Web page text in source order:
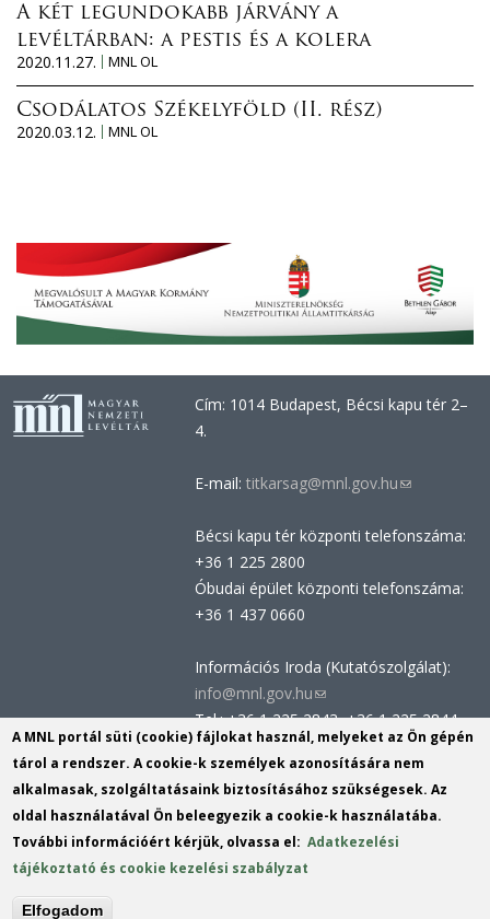
A két legundokabb járvány a
levéltárban: a pestis és a kolera
2020.11.27.
MNL OL
Csodálatos Székelyföld (II. rész)
2020.03.12.
MNL OL
Cím: 1014 Budapest, Bécsi kapu tér 2–
4.
E-mail: titkarsag@mnl.gov.hu(link
e-
Bécsi kapu tér központi telefonszáma:
+36 1 225 2800
Óbudai épület központi telefonszáma:
+36 1 437 0660
Információs Iroda (Kutatószolgálat):
info@mnl.gov.hu(link
sends
e-
mail)
Tel.: +36 1 225 2843, +36 1 225 2844
Postacím: 1014 Budapest, Bécsi kapu
tér 2-4.
Felnőttképzési nyilvántartási szám:
B/2020/002162
Engedélyszám: E/2020/000419
A MNL portál süti (cookie) fájlokat használ, melyeket az Ön gépén
tárol a rendszer. A cookie-k személyek azonosítására nem
alkalmasak, szolgáltatásaink biztosításához szükségesek. Az
oldal használatával Ön beleegyezik a cookie-k használatába.
További információért kérjük, olvassa el:Adatkezelési
tájékoztató és cookie kezelési szabályzat
Elfogadom